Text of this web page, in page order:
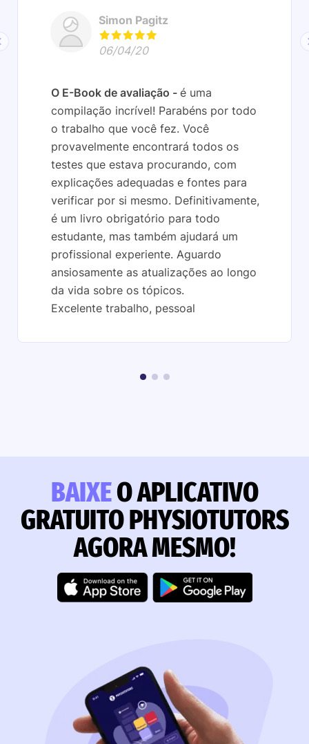
Simon Pagitz
06/04/20
O E-Book de avaliação
é uma
compilação incrível! Parabéns por todo
o trabalho que você fez. Você
provavelmente encontrará todos os
testes que estava procurando, com
explicações adequadas e fontes para
verificar por si mesmo. Definitivamente,
é um livro obrigatório para todo
estudante, mas também ajudará um
profissional experiente. Aguardo
ansiosamente as atualizações ao longo
da vida sobre os tópicos.
Excelente trabalho, pessoal
BAIXEO APLICATIVO
GRATUITO PHYSIOTUTORS
AGORA MESMO!